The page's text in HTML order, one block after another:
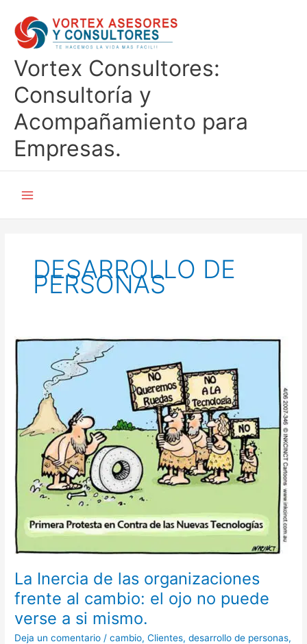
contenido
Vortex Consultores:
Consultoría y
Acompañamiento para
Empresas.
DESARROLLO DE
PERSONAS
La Inercia de las organizaciones
frente al cambio: el ojo no puede
verse a si mismo.
Deja un comentario /cambio,Clientes,desarrollo de personas,
La
de
las
organizaciones
frente
al
cambio:
el
ojo
no
verse
a
si
mismo.